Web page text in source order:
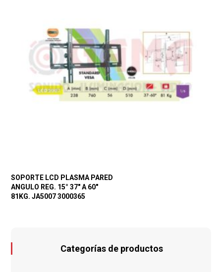
SOPORTE LCD PLASMA PARED
ANGULO REG. 15° 37″ A 60″
81KG. JA5007 3000365
Categorías de productos